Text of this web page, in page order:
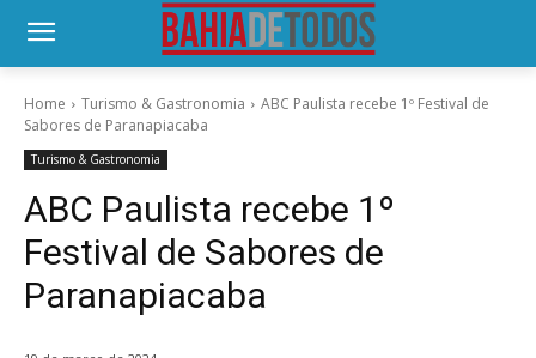
Home Turismo & Gastronomia
ABC Paulista recebe 1º Festival de
Sabores de Paranapiacaba
Turismo & Gastronomia
ABC Paulista recebe 1º
Festival de Sabores de
Paranapiacaba